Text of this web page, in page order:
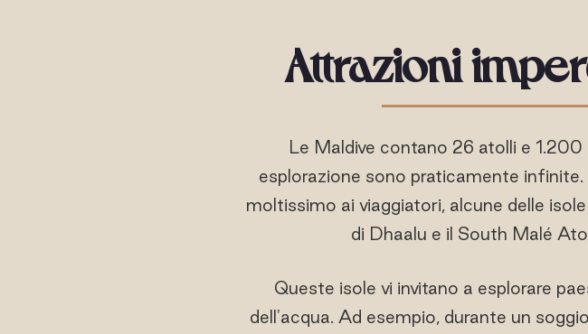
Attrazioni
Le Maldive contano 26 atolli e 1.200
esplorazione sono praticamente
moltissimo ai viaggiatori, alcune delle
di Dhaalu e il South Malé
Queste isole vi invitano a esplorare
dell'acqua. Ad esempio, durante un